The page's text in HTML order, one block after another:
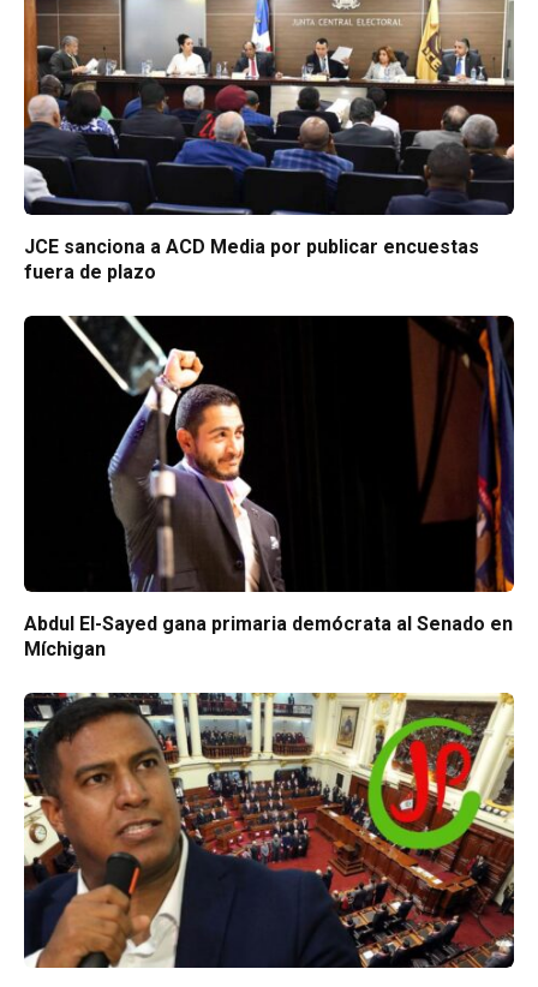
JCE sanciona a ACD Media por publicar encuestas
fuera de plazo
Abdul El-Sayed gana primaria demócrata al Senado en
Míchigan